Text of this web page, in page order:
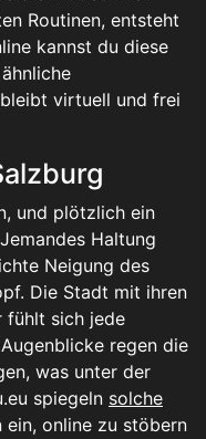
Routinen, entsteht
kannst du diese
virtuell und frei
und plötzlich ein
Haltung
Neigung des
Die Stadt mit ihren
fühlt sich jede
regen die
was unter der
spiegeln solche
ein, online zu stöbern